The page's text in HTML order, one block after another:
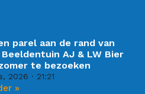
parel aan de rand van
AJ & LW Bier
te bezoeken
2026 21:21
»